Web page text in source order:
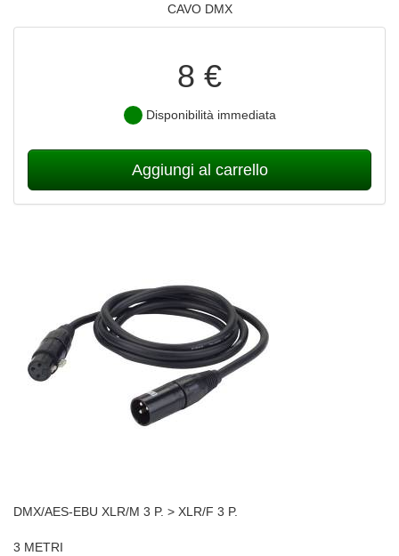
CAVO DMX
8 €
Disponibilità immediata
Aggiungi al carrello
DMX/AES-EBU XLR/M 3 P. > XLR/F 3 P.
3 METRI